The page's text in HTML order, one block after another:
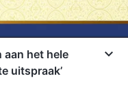
aan het hele
uitspraak’